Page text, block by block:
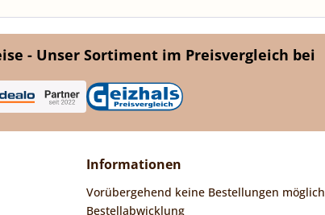
- Unser Sortiment im Preisvergleich bei
Informationen
Vorübergehend keine Bestellungen möglich
Bestellabwicklung